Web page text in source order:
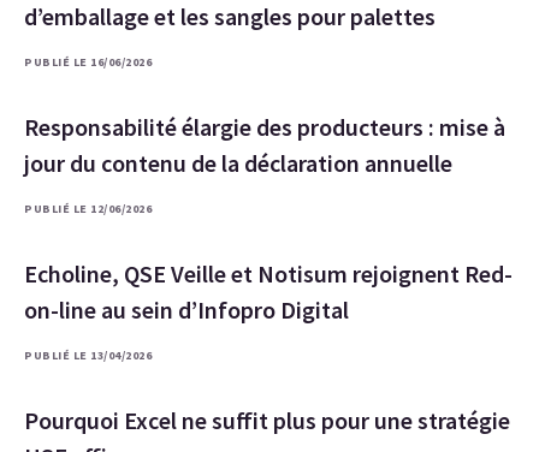
d’emballage et les sangles pour palettes
PUBLIÉ LE 16/06/2026
Responsabilité élargie des producteurs : mise à
jour du contenu de la déclaration annuelle
PUBLIÉ LE 12/06/2026
Echoline, QSE Veille et Notisum rejoignent Red-
on-line au sein d’Infopro Digital
PUBLIÉ LE 13/04/2026
Pourquoi Excel ne suffit plus pour une stratégie